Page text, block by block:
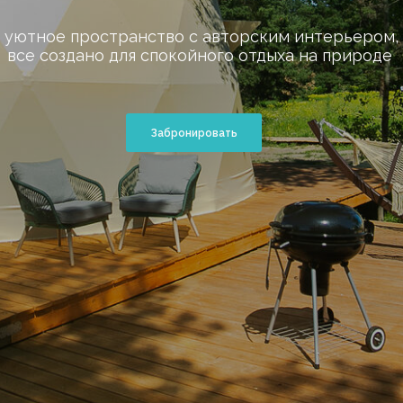
пространство с авторским интерьером,
все создано для спокойного отдыха на природе
Забронировать